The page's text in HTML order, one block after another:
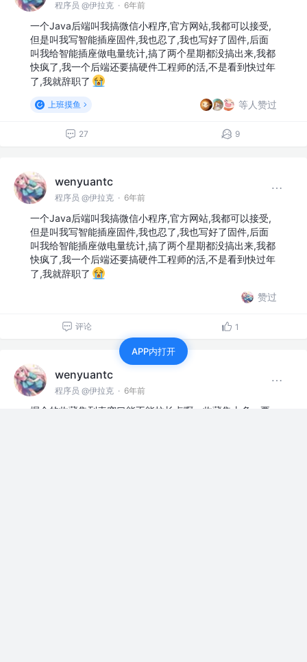
程序员 @伊拉克 · 6年前
一个Java后端叫我搞微信小程序,官方网站,我都可以接受,
但是叫我写智能插座固件,我也忍了,我也写好了固件,后面
叫我给智能插座做电量统计,搞了两个星期都没搞出来,我都
快疯了,我一个后端还要搞硬件工程师的活,不是看到快过年
了,我就辞职了
上班摸鱼 等人赞过
27 9
wenyuantc
程序员 @伊拉克 · 6年前
一个Java后端叫我搞微信小程序,官方网站,我都可以接受,
但是叫我写智能插座固件,我也忍了,我也写好了固件,后面
叫我给智能插座做电量统计,搞了两个星期都没搞出来,我都
快疯了,我一个后端还要搞硬件工程师的活,不是看到快过年
了,我就辞职了
赞过
评论 1
wenyuantc
程序员 @伊拉克 · 6年前
掘金的收藏集列表窗口能不能拉长点啊，收藏集太多，要
APP内打开